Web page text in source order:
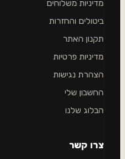
מדיניות משלוחים
ביטולים והחזרות
תקנון האתר
מדיניות פרטיות
הצהרת נגישות
החשבון שלי
הבלוג שלנו
צרו קשר